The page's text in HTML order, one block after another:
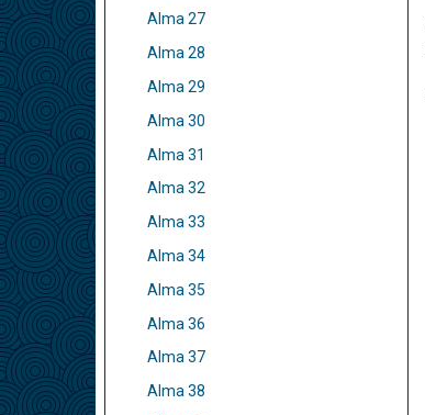
Alma 27
Alma 28
Alma 29
Alma 30
Alma 31
Alma 32
Alma 33
Alma 34
Alma 35
Alma 36
Alma 37
Alma 38